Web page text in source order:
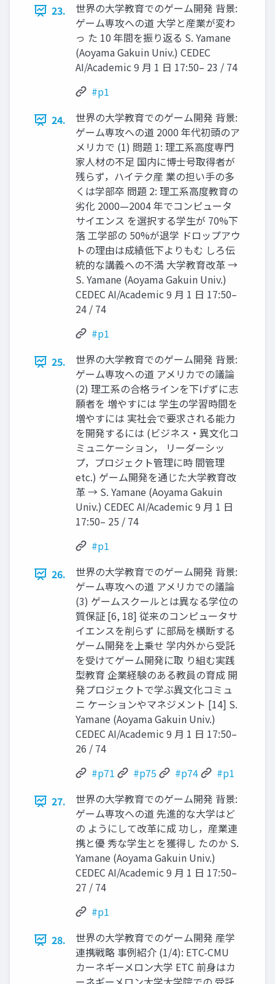
23.
世界の大学教育でのゲーム開発 背景:
ゲーム専攻への道 大学と産業が変わ
っ た 10 年間を振り返る S. Yamane
(Aoyama Gakuin Univ.) CEDEC
AI/Academic 9 月 1 日 17:50– 23 / 74
#p1
24.
世界の大学教育でのゲーム開発 背景:
ゲーム専攻への道 2000 年代初頭のア
メリカで (1) 問題 1: 理工系高度専門
家人材の不足 国内に博士号取得者が
残らず，ハイテク産 業の担い手の多
くは学部卒 問題 2: 理工系高度教育の
劣化 2000—2004 年でコンピュータ
サイエンス を選択する学生が 70%下
落 工学部の 50%が退学 ドロップアウ
トの理由は成績低下よりもむ しろ伝
統的な講義への不満 大学教育改革 →
S. Yamane (Aoyama Gakuin Univ.)
CEDEC AI/Academic 9 月 1 日 17:50–
24 / 74
#p1
25.
世界の大学教育でのゲーム開発 背景:
ゲーム専攻への道 アメリカでの議論
(2) 理工系の合格ラインを下げずに志
願者を 増やすには 学生の学習時間を
増やすには 実社会で要求される能力
を開発するには (ビジネス・異文化コ
ミュニケーション， リーダーシッ
プ，プロジェクト管理に時 間管理
etc.) ゲーム開発を通じた大学教育改
革 → S. Yamane (Aoyama Gakuin
Univ.) CEDEC AI/Academic 9 月 1 日
17:50– 25 / 74
#p1
26.
世界の大学教育でのゲーム開発 背景:
ゲーム専攻への道 アメリカでの議論
(3) ゲームスクールとは異なる学位の
質保証 [6, 18] 従来のコンピュータサ
イエンスを削らず に部局を横断する
ゲーム開発を上乗せ 学内外から受託
を受けてゲーム開発に取 り組む実践
型教育 企業経験のある教員の育成 開
発プロジェクトで学ぶ異文化コミュ
ニ ケーションやマネジメント [14] S.
Yamane (Aoyama Gakuin Univ.)
CEDEC AI/Academic 9 月 1 日 17:50–
26 / 74
#p71
#p75 #p74
#p1
27.
世界の大学教育でのゲーム開発 背景:
ゲーム専攻への道 先進的な大学はど
の ようにして改革に成 功し，産業連
携と優 秀な学生とを獲得し たのか S.
Yamane (Aoyama Gakuin Univ.)
CEDEC AI/Academic 9 月 1 日 17:50–
27 / 74
#p1
28.
世界の大学教育でのゲーム開発 産学
連携戦略 事例紹介 (1/4): ETC-CMU
カーネギーメロン大学 ETC 前身はカ